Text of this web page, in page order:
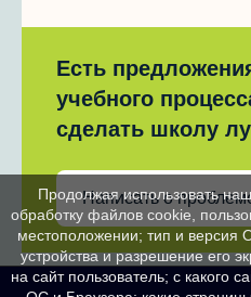
Есть
учебного
сделать школу
Написать о
Продолжая использовать
обработку файлов cookie,
местоположении; тип и версия
устройства и разрешение его
на сайт пользователь; с какого